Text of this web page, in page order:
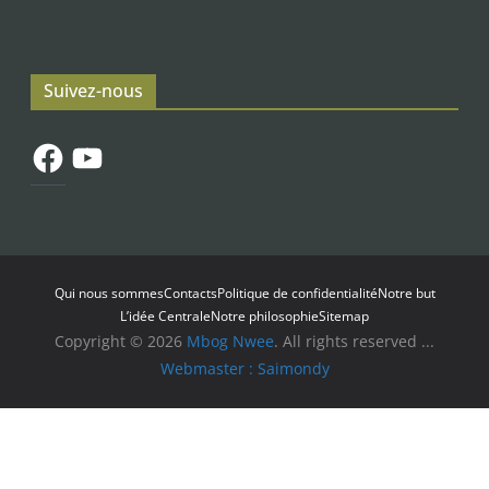
Suivez-nous
FacebookYouTube
Qui nous sommesContactsPolitique de confidentialitéNotre but
L’idée CentraleNotre philosophieSitemap
Copyright © 2026 Mbog Nwee. All rights reserved ...
Webmaster : Saimondy